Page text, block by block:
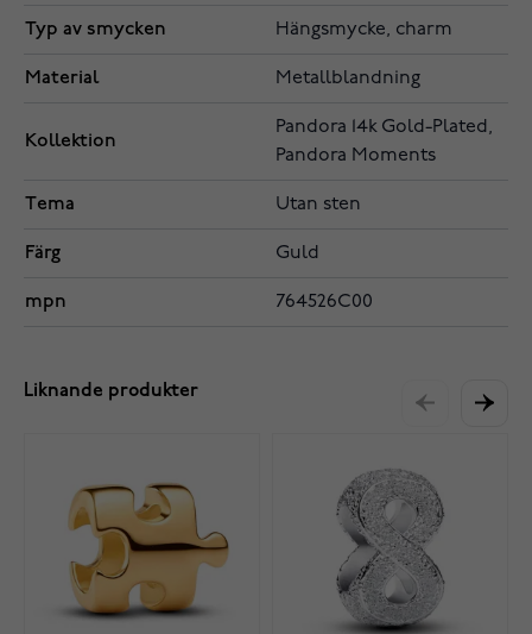
Typ av smycken Hängsmycke, charm
Material Metallblandning
Kollektion
Pandora 14k Gold-Plated,
Pandora Moments
Tema Utan sten
Färg Guld
mpn 764526C00
Liknande produkter